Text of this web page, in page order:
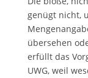
genügt nicht,
übersehen
erfüllt das
UWG, weil